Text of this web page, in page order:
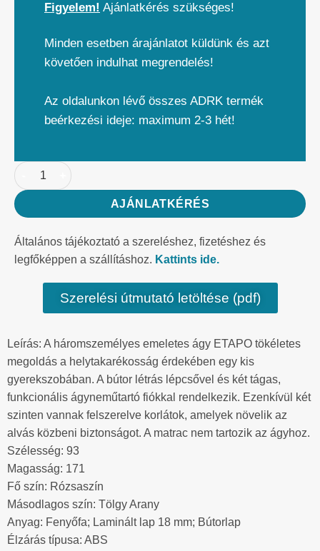
Figyelem! Ajánlatkérés szükséges!
Minden esetben árajánlatot küldünk és azt
követően indulhat megrendelés!
Az oldalunkon lévő összes ADRK termék
beérkezési ideje: maximum 2-3 hét!
AJÁNLATKÉRÉS
Általános tájékoztató a szereléshez, fizetéshez és
legfőképpen a szállításhoz. Kattints ide.
Szerelési útmutató letöltése (pdf)
Leírás: A háromszemélyes emeletes ágy ETAPO tökéletes
megoldás a helytakarékosság érdekében egy kis
gyerekszobában. A bútor létrás lépcsővel és két tágas,
funkcionális ágyneműtartó fiókkal rendelkezik. Ezenkívül két
szinten vannak felszerelve korlátok, amelyek növelik az
alvás közbeni biztonságot. A matrac nem tartozik az ágyhoz.
Szélesség: 93
Magasság: 171
Fő szín: Rózsaszín
Másodlagos szín: Tölgy Arany
Anyag: Fenyőfa; Laminált lap 18 mm; Bútorlap
Élzárás típusa: ABS